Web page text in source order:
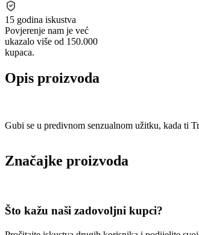
15 godina iskustva
Povjerenje nam je već
ukazalo više od 150.000
kupaca.
Opis proizvoda
Gubi se u predivnom senzualnom užitku, kada ti
Značajke proizvoda
Što kažu naši zadovoljni kupci?